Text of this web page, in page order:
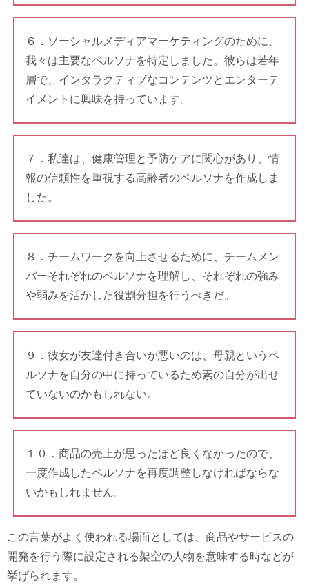
６．ソーシャルメディアマーケティングのために、
我々は主要なペルソナを特定しました。彼らは若年
層で、インタラクティブなコンテンツとエンターテ
イメントに興味を持っています。
７．私達は、健康管理と予防ケアに関心があり、情
報の信頼性を重視する高齢者のペルソナを作成しま
した。
８．チームワークを向上させるために、チームメン
バーそれぞれのペルソナを理解し、それぞれの強み
や弱みを活かした役割分担を行うべきだ。
９．彼女が友達付き合いが悪いのは、母親というペ
ルソナを自分の中に持っているため素の自分が出せ
ていないのかもしれない。
１０．商品の売上が思ったほど良くなかったので、
一度作成したペルソナを再度調整しなければならな
いかもしれません。
この言葉がよく使われる場面としては、商品やサービスの
開発を行う際に設定される架空の人物を意味する時などが
挙げられます。